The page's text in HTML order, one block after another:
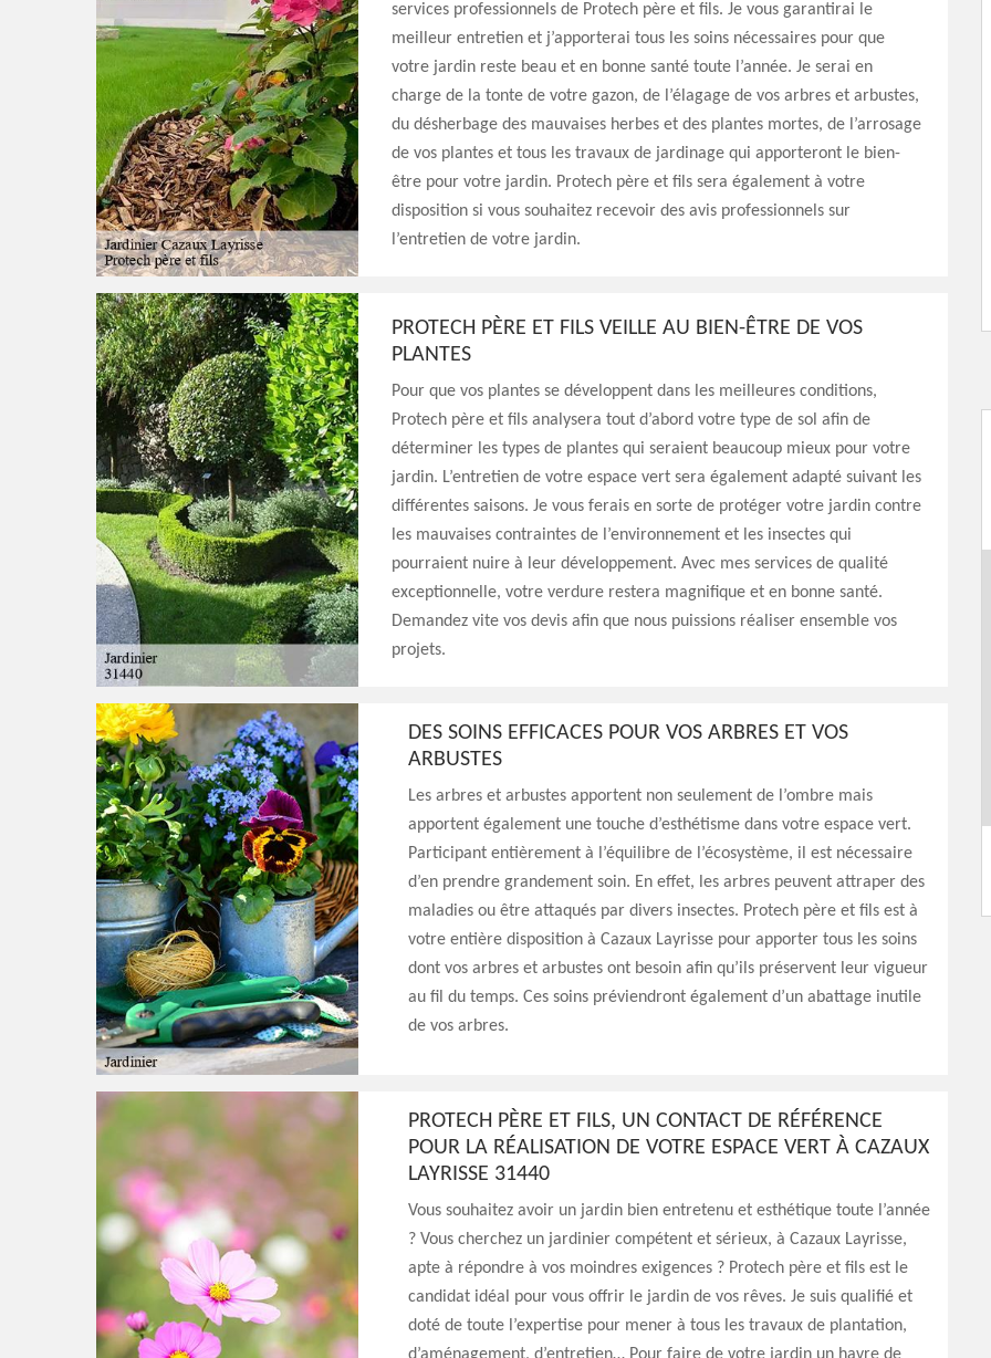
services professionnels de Protech père et fils. Je vous garantirai le
meilleur entretien et j’apporterai tous les soins nécessaires pour que
votre jardin reste beau et en bonne santé toute l’année. Je serai en
charge de la tonte de votre gazon, de l’élagage de vos arbres et arbustes,
du désherbage des mauvaises herbes et des plantes mortes, de l’arrosage
de vos plantes et tous les travaux de jardinage qui apporteront le bien-
être pour votre jardin. Protech père et fils sera également à votre
disposition si vous souhaitez recevoir des avis professionnels sur
l’entretien de votre jardin.
PROTECH PÈRE ET FILS VEILLE AU BIEN-ÊTRE DE VOS
PLANTES
Pour que vos plantes se développent dans les meilleures conditions,
Protech père et fils analysera tout d’abord votre type de sol afin de
déterminer les types de plantes qui seraient beaucoup mieux pour votre
jardin. L’entretien de votre espace vert sera également adapté suivant les
différentes saisons. Je vous ferais en sorte de protéger votre jardin contre
les mauvaises contraintes de l’environnement et les insectes qui
pourraient nuire à leur développement. Avec mes services de qualité
exceptionnelle, votre verdure restera magnifique et en bonne santé.
Demandez vite vos devis afin que nous puissions réaliser ensemble vos
projets.
DES SOINS EFFICACES POUR VOS ARBRES ET VOS
ARBUSTES
Les arbres et arbustes apportent non seulement de l’ombre mais
apportent également une touche d’esthétisme dans votre espace vert.
Participant entièrement à l’équilibre de l’écosystème, il est nécessaire
d’en prendre grandement soin. En effet, les arbres peuvent attraper des
maladies ou être attaqués par divers insectes. Protech père et fils est à
votre entière disposition à Cazaux Layrisse pour apporter tous les soins
dont vos arbres et arbustes ont besoin afin qu’ils préservent leur vigueur
au fil du temps. Ces soins préviendront également d’un abattage inutile
de vos arbres.
PROTECH PÈRE ET FILS, UN CONTACT DE RÉFÉRENCE
POUR LA RÉALISATION DE VOTRE ESPACE VERT À CAZAUX
LAYRISSE 31440
Vous souhaitez avoir un jardin bien entretenu et esthétique toute l’année
? Vous cherchez un jardinier compétent et sérieux, à Cazaux Layrisse,
apte à répondre à vos moindres exigences ? Protech père et fils est le
candidat idéal pour vous offrir le jardin de vos rêves. Je suis qualifié et
doté de toute l’expertise pour mener à tous les travaux de plantation,